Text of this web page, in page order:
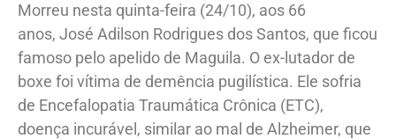
Morreu nesta quinta-feira (24/10), aos 66
anos, José Adilson Rodrigues dos Santos, que ficou
famoso pelo apelido de Maguila. O ex-lutador de
boxe foi vítima de demência pugilística. Ele sofria
de Encefalopatia Traumática Crônica (ETC),
doença incurável, similar ao mal de Alzheimer, que